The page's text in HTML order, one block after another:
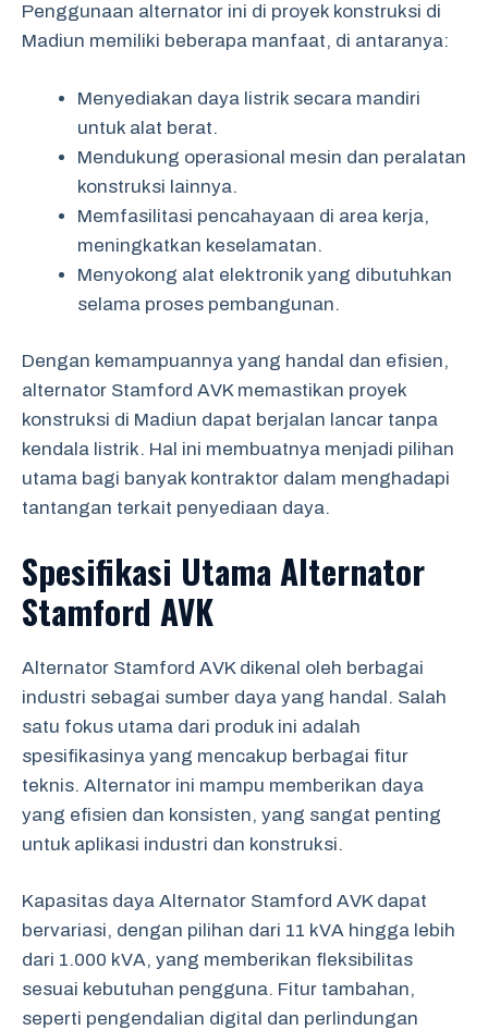
Penggunaan alternator ini di proyek konstruksi di
Madiun memiliki beberapa manfaat, di antaranya:
Menyediakan daya listrik secara mandiri
untuk alat berat.
Mendukung operasional mesin dan peralatan
konstruksi lainnya.
Memfasilitasi pencahayaan di area kerja,
meningkatkan keselamatan.
Menyokong alat elektronik yang dibutuhkan
selama proses pembangunan.
Dengan kemampuannya yang handal dan efisien,
alternator Stamford AVK memastikan proyek
konstruksi di Madiun dapat berjalan lancar tanpa
kendala listrik. Hal ini membuatnya menjadi pilihan
utama bagi banyak kontraktor dalam menghadapi
tantangan terkait penyediaan daya.
Spesifikasi Utama Alternator
Stamford AVK
Alternator Stamford AVK dikenal oleh berbagai
industri sebagai sumber daya yang handal. Salah
satu fokus utama dari produk ini adalah
spesifikasinya yang mencakup berbagai fitur
teknis. Alternator ini mampu memberikan daya
yang efisien dan konsisten, yang sangat penting
untuk aplikasi industri dan konstruksi.
Kapasitas daya Alternator Stamford AVK dapat
bervariasi, dengan pilihan dari 11 kVA hingga lebih
dari 1.000 kVA, yang memberikan fleksibilitas
sesuai kebutuhan pengguna. Fitur tambahan,
seperti pengendalian digital dan perlindungan